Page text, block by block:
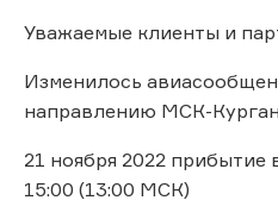
Уважаемые клиенты и
Изменилось
направлению МСК-Курган
21 ноября 2022 прибытие
15:00 (13:00 МСК)